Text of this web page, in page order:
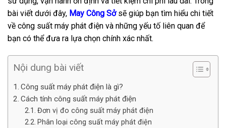
bài viết dưới đây, May Công Sởsẽ giúp bạn tìm hiểu chi tiết
về công suất máy phát điện và những yếu tố liên quan để
bạn có thể đưa ra lựa chọn chính xác nhất.
Nội dung bài viết
Công suất máy phát điện là gì?
Cách tính công suất máy phát điện
Đơn vị đo công suất máy phát điện
Phân loại công suất máy phát điện